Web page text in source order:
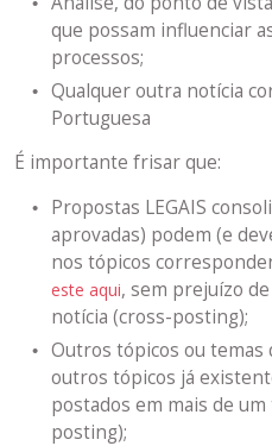
que possam influenciar
processos;
Qualquer outra notícia
Portuguesa
É importante frisar que:
Propostas LEGAIS
aprovadas) podem (e
nos tópicos
este aqui, sem prejuízo
notícia (cross-posting);
Outros tópicos ou temas
outros tópicos já
postados em mais de
posting);